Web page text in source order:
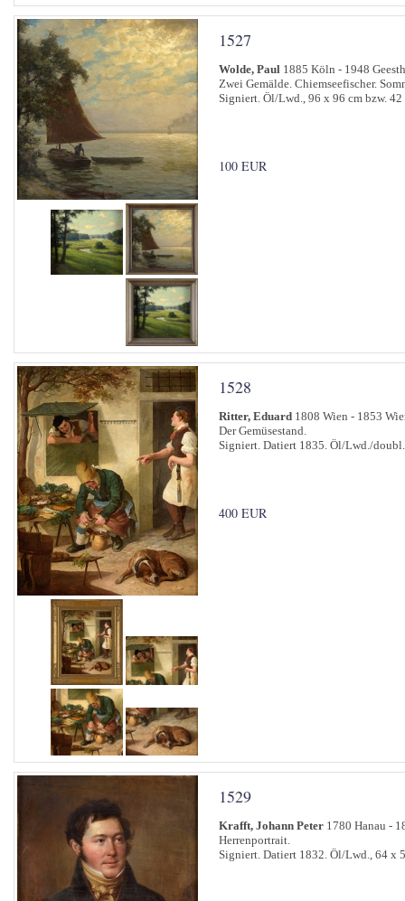
1527
Wolde, Paul 1885 Köln - 1948
Zwei Gemälde. Chiemseefischer.
Signiert. Öl/Lwd., 96 x 96 cm bzw. 42
100 EUR
1528
Ritter, Eduard 1808 Wien - 1853
Der Gemüsestand.
Signiert. Datiert 1835. Öl/Lwd./
400 EUR
1529
Krafft, Johann Peter 1780 Hanau -
Herrenportrait.
Signiert. Datiert 1832. Öl/Lwd., 64 x